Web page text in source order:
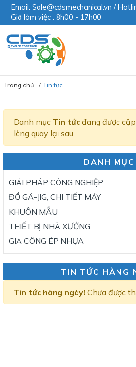
Email: Sale@cdsmechanical.vn /
Giờ làm việc : 8h00 - 17h00
Trang chủ Tin tức
Danh mục Tin tức đang được
lòng quay lại sau.
DANH MỤC
GIẢI PHÁP CÔNG NGHIỆP
ĐỒ GÁ-JIG, CHI TIẾT MÁY
KHUÔN MẪU
THIẾT BỊ NHÀ XƯỞNG
GIA CÔNG ÉP NHỰA
TIN TỨC HÀNG
Tin tức hàng ngày! Chưa được